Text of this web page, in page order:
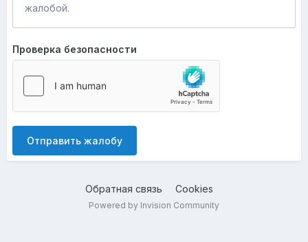
жалобой.
Проверка безопасности
Отправить жалобу
Обратная связь Cookies
Powered by Invision Community